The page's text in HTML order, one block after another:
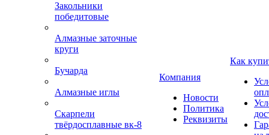
Закольники
победитовые
Алмазные заточные
круги
Бучарда
Алмазные иглы
Скарпели
твёрдосплавные вк-8
Компания
Новости
Политика
Реквизиты
Как